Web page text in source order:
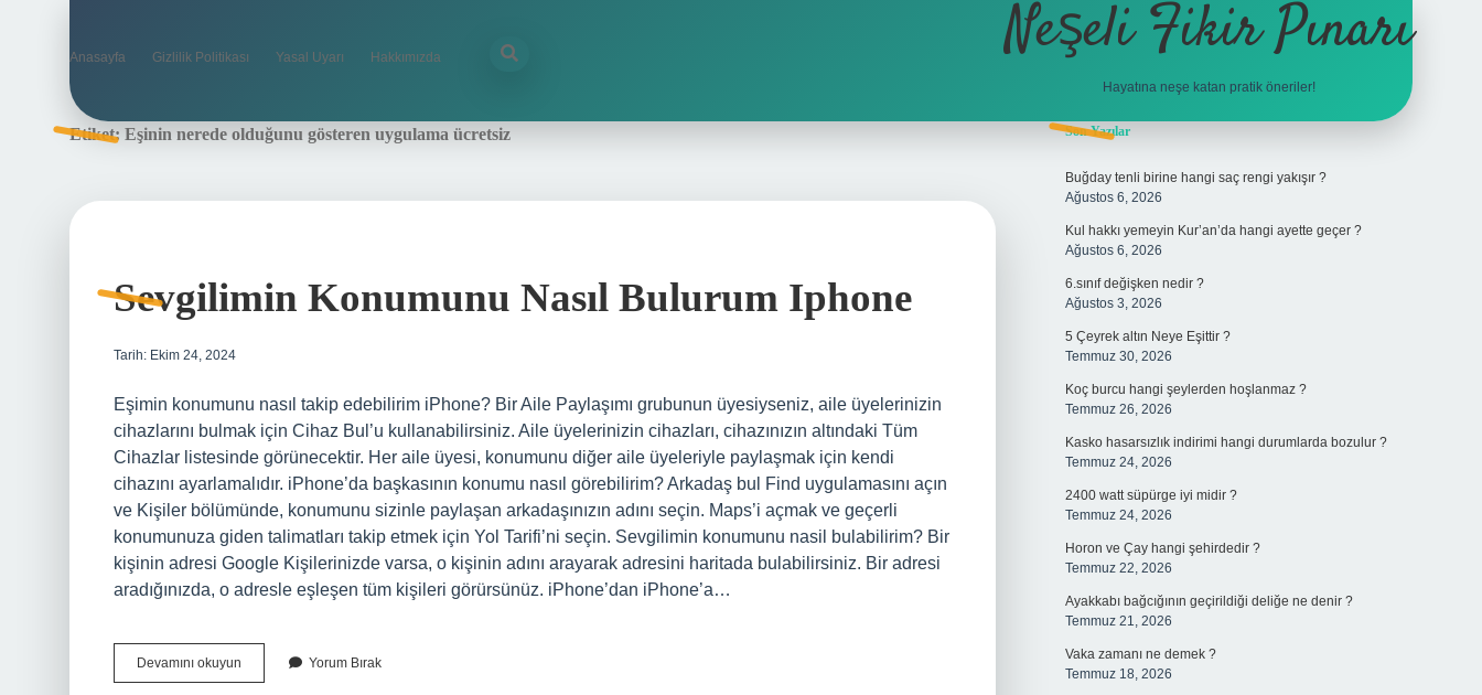
Anasayfa Gizlilik Politikası Yasal Uyarı Hakkımızda Neşeli Fikir Pınarı
Hayatına neşe katan pratik öneriler!
Etiket: Eşinin nerede olduğunu gösteren uygulama ücretsiz
Sevgilimin Konumunu Nasıl Bulurum Iphone
Tarih: Ekim 24, 2024
Eşimin konumunu nasıl takip edebilirim iPhone? Bir Aile Paylaşımı grubunun üyesiyseniz, aile üyelerinizin
cihazlarını bulmak için Cihaz Bul’u kullanabilirsiniz. Aile üyelerinizin cihazları, cihazınızın altındaki Tüm
Cihazlar listesinde görünecektir. Her aile üyesi, konumunu diğer aile üyeleriyle paylaşmak için kendi
cihazını ayarlamalıdır. iPhone’da başkasının konumu nasıl görebilirim? Arkadaş bul Find uygulamasını açın
ve Kişiler bölümünde, konumunu sizinle paylaşan arkadaşınızın adını seçin. Maps’i açmak ve geçerli
konumunuza giden talimatları takip etmek için Yol Tarifi’ni seçin. Sevgilimin konumunu nasil bulabilirim? Bir
kişinin adresi Google Kişilerinizde varsa, o kişinin adını arayarak adresini haritada bulabilirsiniz. Bir adresi
aradığınızda, o adresle eşleşen tüm kişileri görürsünüz. iPhone’dan iPhone’a…
Devamını okuyun Sevgilimin
Konumunu
Yorum Bırak
Sidebar
Son Yazılar
Buğday tenli birine hangi saç rengi yakışır ?
Ağustos 6, 2026
Kul hakkı yemeyin Kur’an’da hangi ayette geçer ?
Ağustos 6, 2026
6.sınıf değişken nedir ?
Ağustos 3, 2026
5 Çeyrek altın Neye Eşittir ?
Temmuz 30, 2026
Koç burcu hangi şeylerden hoşlanmaz ?
Temmuz 26, 2026
Kasko hasarsızlık indirimi hangi durumlarda bozulur ?
Temmuz 24, 2026
2400 watt süpürge iyi midir ?
Temmuz 24, 2026
Horon ve Çay hangi şehirdedir ?
Temmuz 22, 2026
Ayakkabı bağcığının geçirildiği deliğe ne denir ?
Temmuz 21, 2026
Vaka zamanı ne demek ?
Temmuz 18, 2026